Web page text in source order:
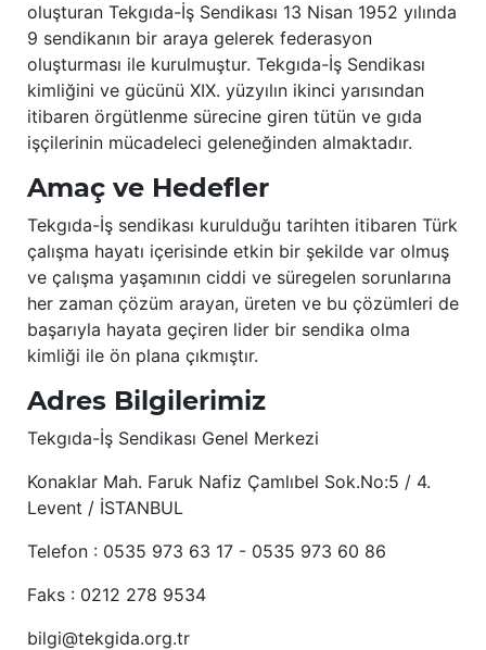
oluşturan Tekgıda-İş Sendikası 13 Nisan 1952 yılında
9 sendikanın bir araya gelerek federasyon
oluşturması ile kurulmuştur. Tekgıda-İş Sendikası
kimliğini ve gücünü XIX. yüzyılın ikinci yarısından
itibaren örgütlenme sürecine giren tütün ve gıda
işçilerinin mücadeleci geleneğinden almaktadır.
Amaç ve Hedefler
Tekgıda-İş sendikası kurulduğu tarihten itibaren Türk
çalışma hayatı içerisinde etkin bir şekilde var olmuş
ve çalışma yaşamının ciddi ve süregelen sorunlarına
her zaman çözüm arayan, üreten ve bu çözümleri de
başarıyla hayata geçiren lider bir sendika olma
kimliği ile ön plana çıkmıştır.
Adres Bilgilerimiz
Tekgıda-İş Sendikası Genel Merkezi
Konaklar Mah. Faruk Nafiz Çamlıbel Sok.No:5 / 4.
Levent / İSTANBUL
Telefon : 0535 973 63 17 - 0535 973 60 86
Faks : 0212 278 9534
bilgi@tekgida.org.tr